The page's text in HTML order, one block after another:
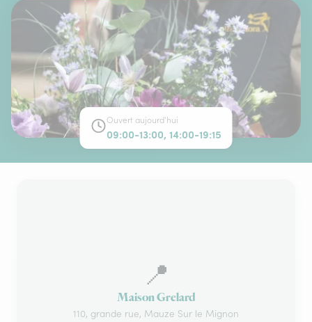
Ouvert aujourd'hui
09:00-13:00, 14:00-19:15
📍
Maison Grelard
110, grande rue, Mauze Sur le Mignon